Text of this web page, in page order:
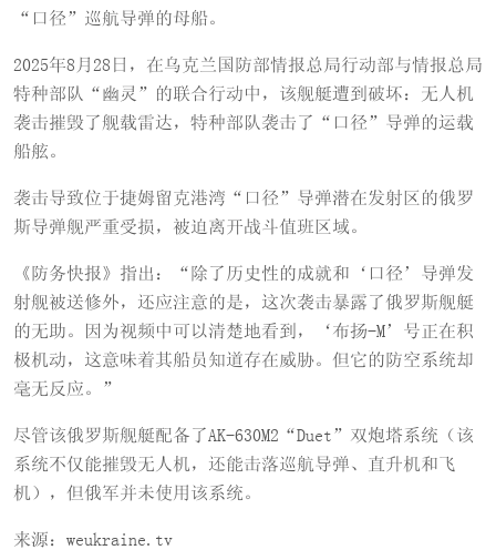
“口径”巡航导弹的母船。
2025年8月28日，在乌克兰国防部情报总局行动部与情报总局
特种部队“幽灵”的联合行动中，该舰艇遭到破坏：无人机
袭击摧毁了舰载雷达，特种部队袭击了“口径”导弹的运载
船舷。
袭击导致位于捷姆留克港湾“口径”导弹潜在发射区的俄罗
斯导弹舰严重受损，被迫离开战斗值班区域。
《防务快报》指出：“除了历史性的成就和‘口径’导弹发
射舰被送修外，还应注意的是，这次袭击暴露了俄罗斯舰艇
的无助。因为视频中可以清楚地看到，‘布扬-M’号正在积
极机动，这意味着其船员知道存在威胁。但它的防空系统却
毫无反应。”
尽管该俄罗斯舰艇配备了AK-630M2“Duet”双炮塔系统（该
系统不仅能摧毁无人机，还能击落巡航导弹、直升机和飞
机），但俄军并未使用该系统。
来源：weukraine.tv